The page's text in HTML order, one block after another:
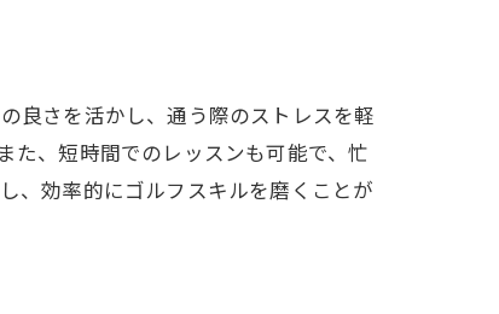
良さを活かし、通う際のストレスを軽
た、短時間でのレッスンも可能で、忙
、効率的にゴルフスキルを磨くことが